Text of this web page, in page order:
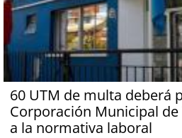
60 UTM de multa deberá
Corporación Municipal
a la normativa laboral